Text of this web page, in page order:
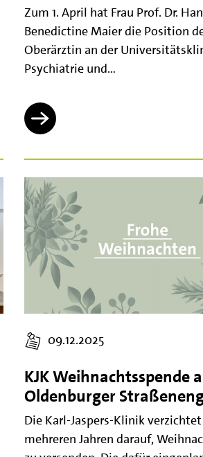
Zum 1. April hat Frau Prof. Dr.
Benedictine Maier die Position
Oberärztin an der
Psychiatrie und…
09.12.2025
KJK Weihnachtsspende
Oldenburger
Die Karl-Jaspers-Klinik
mehreren Jahren darauf,